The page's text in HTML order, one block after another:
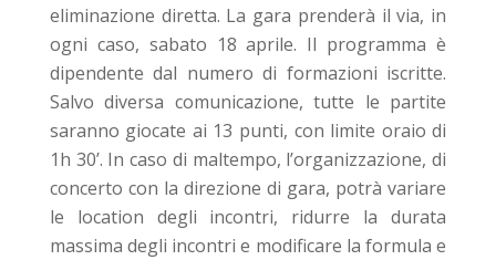
eliminazione diretta. La gara prenderà il via, in
ogni caso, sabato 18 aprile. Il programma è
dipendente dal numero di formazioni iscritte.
Salvo diversa comunicazione, tutte le partite
saranno giocate ai 13 punti, con limite oraio di
1h 30’. In caso di maltempo, l’organizzazione, di
concerto con la direzione di gara, potrà variare
le location degli incontri, ridurre la durata
massima degli incontri e modificare la formula e